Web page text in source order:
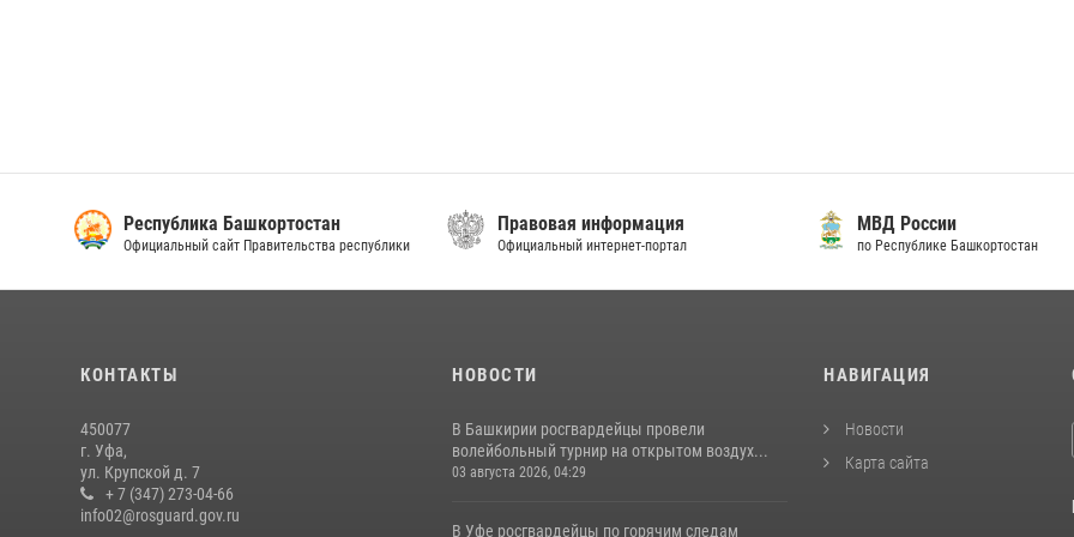
Республика Башкортостан
Официальный сайт Правительства республики
Правовая информация
Официальный интернет-портал
МВД России
по Республике Башкортостан
КОНТАКТЫ
450077
г. Уфа,
ул. Крупской д. 7
+ 7 (347) 273-04-66
info02@rosguard.gov.ru
НОВОСТИ
В Башкирии росгвардейцы провели
волейбольный турнир на открытом воздух...
03 августа 2026, 04:29
В Уфе росгвардейцы по горячим следам
НАВИГАЦИЯ
Новости
Карта сайта